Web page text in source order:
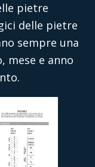
pietre
delle pietre
sempre una
mese e anno